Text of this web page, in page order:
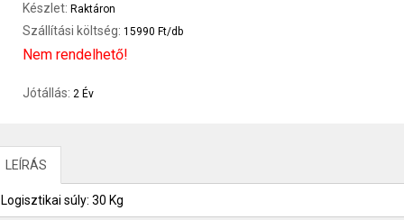
Készlet: Raktáron
Szállítási költség: 15990 Ft/db
Nem rendelhető!
Jótállás: 2 Év
LEÍRÁS
Logisztikai súly: 30 Kg